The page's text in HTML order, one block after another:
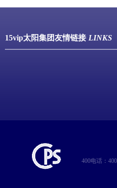
15vip太阳集团友情链接 LINKS
400电话：